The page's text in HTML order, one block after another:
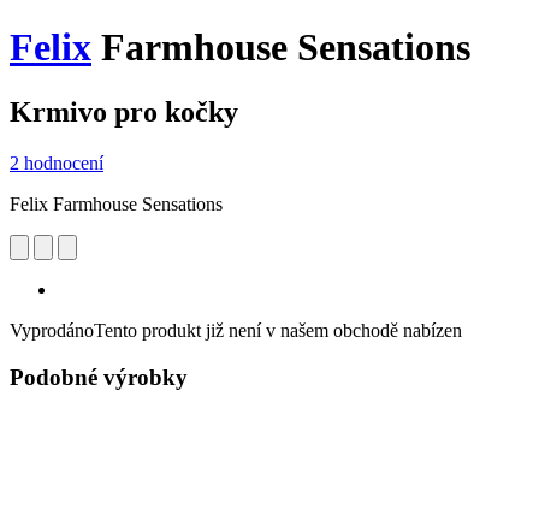
Felix Farmhouse Sensations
Krmivo pro kočky
2 hodnocení
Felix Farmhouse Sensations
VyprodánoTento produkt již není v našem obchodě nabízen
Podobné výrobky